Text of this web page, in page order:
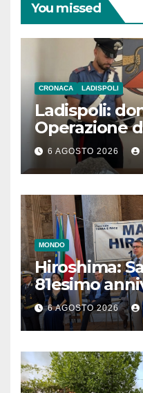
You missed
CRONACA LADISPOLI
Ladispoli:
Operazione
6 AGOSTO 2026
MONDO
Hiroshima:
81esimo
monito per
6 AGOSTO 2026